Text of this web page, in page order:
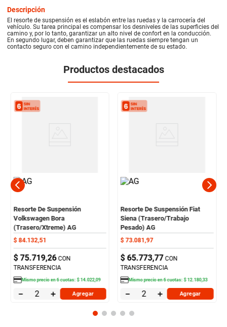
Descripción
El resorte de suspensión es el eslabón entre las ruedas y la carrocería del
vehículo. Su tarea principal es compensar los desniveles de las superficies del
camino y, por lo tanto, garantizar un alto nivel de confort en la conducción.
En segundo lugar, deben garantizar que las ruedas siempre tengan un
contacto seguro con el camino independientemente de su estado.
Productos destacados
Resorte De Suspensión
Volkswagen Bora
(Trasero/Xtreme) AG
$ 84.132,51
$ 75.719,26 CON
TRANSFERENCIA
Mismo precio en6cuotas:$ 14.022,09
＋
－ Agregar
Resorte De Suspensión Fiat
Siena (Trasero/Trabajo
Pesado) AG
$ 73.081 ,97
$ 65.773,77 CON
TRANSFERENCIA
Mismo precio en6cuotas:$ 12.180,33
＋
－ Agregar